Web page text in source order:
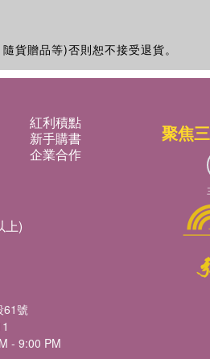
貨贈品等)否則恕不接受退貨。
紅利積點
新手購書
企業合作
上)
61號
- 9:00 PM
聚焦